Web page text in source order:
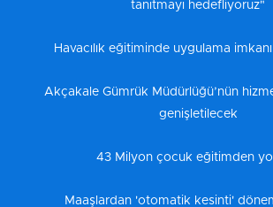
tanıtmayı hedefliyoruz"
Havacılık eğitiminde uygulama
Akçakale Gümrük Müdürlüğü’nün
genişletilecek
43 Milyon çocuk eğitimden
Maaşlardan 'otomatik kesinti'